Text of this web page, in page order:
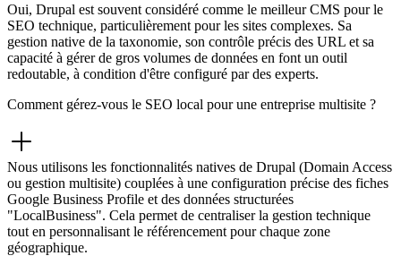
Oui, Drupal est souvent considéré comme le meilleur CMS pour le
SEO technique, particulièrement pour les sites complexes. Sa
gestion native de la taxonomie, son contrôle précis des URL et sa
capacité à gérer de gros volumes de données en font un outil
redoutable, à condition d'être configuré par des experts.
Comment gérez-vous le SEO local pour une entreprise multisite ?
Nous utilisons les fonctionnalités natives de Drupal (Domain Access
ou gestion multisite) couplées à une configuration précise des fiches
Google Business Profile et des données structurées
"LocalBusiness". Cela permet de centraliser la gestion technique
tout en personnalisant le référencement pour chaque zone
géographique.